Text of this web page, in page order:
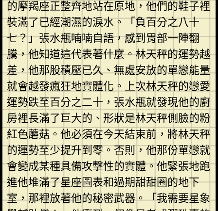
的摩羯座正整齊地站在原地，他們的鞋子裡
裝滿了已經潮濕的淚水。「負百分之八十
七？」張水瓶喃喃自語，感到胃部一陣翻
騰，他知道這代表著什麼。林天秤的運勢越
差，他那股積壓已久、無處安放的單戀能量
就會越發瘋狂地實體化。上次林天秤的戀愛
運勢跌至百分之二十，張水瓶就發現他的廚
房裡長滿了巨大的、形狀是林天秤側臉的粉
紅色蘑菇。他必須在今天結束前，將林天秤
的運勢至少提升到零。否則，他那份單戀就
會變成某種具備攻擊性的實體。他緊張地跑
進他堆滿了星座圖表和過期甜甜圈的地下
室，那裡放著他的秘密武器。「我需要星象